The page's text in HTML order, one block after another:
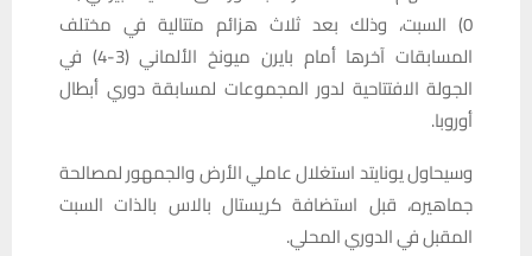
0) السبت، وذلك بعد ثلاث هزائم متتالية في مختلف
المسابقات آخرها أمام بايرن ميونخ الألماني (3-4) في
الجولة الافتتاحية لدور المجموعات لمسابقة دوري أبطال
أوروبا.
وسيحاول يونايتد استغلال عاملي الأرض والجمهور لمصالحة
جماهيره، قبل استضافة كريستال بالاس بالذات السبت
المقبل في الدوري المحلي.